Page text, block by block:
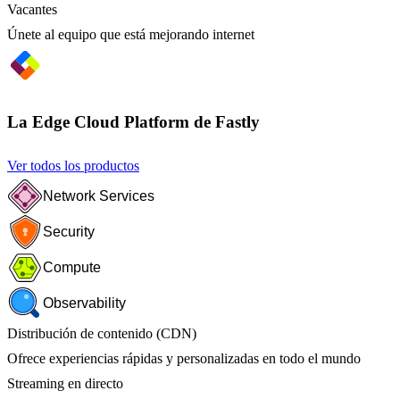
Vacantes
Únete al equipo que está mejorando internet
La Edge Cloud Platform de Fastly
Ver todos los productos
Network Services
Security
Compute
Observability
Distribución de contenido (CDN)
Ofrece experiencias rápidas y personalizadas en todo el mundo
Streaming en directo